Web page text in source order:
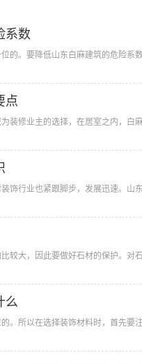
系数
的。要降低山东白麻建筑的危险
点
装修业主的选择，在居室之内，
饰行业也紧跟脚步，发展迅速。
较大，因此要做好石材的保护。
么
。所以在选择装饰材料时，首先